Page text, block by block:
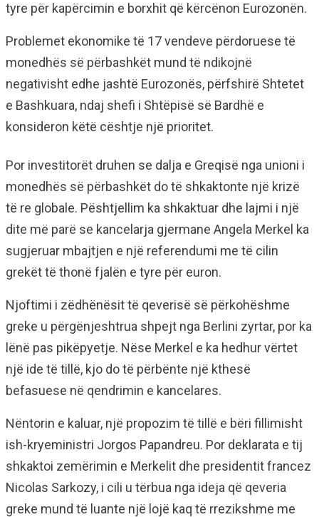
tyre për kapërcimin e borxhit që kërcënon Eurozonën.
Problemet ekonomike të 17 vendeve përdoruese të
monedhës së përbashkët mund të ndikojnë
negativisht edhe jashtë Eurozonës, përfshirë Shtetet
e Bashkuara, ndaj shefi i Shtëpisë së Bardhë e
konsideron këtë cështje një prioritet.
Por investitorët druhen se dalja e Greqisë nga unioni i
monedhës së përbashkët do të shkaktonte një krizë
të re globale. Pështjellim ka shkaktuar dhe lajmi i një
dite më parë se kancelarja gjermane Angela Merkel ka
sugjeruar mbajtjen e një referendumi me të cilin
grekët të thonë fjalën e tyre për euron.
Njoftimi i zëdhënësit të qeverisë së përkohëshme
greke u përgënjeshtrua shpejt nga Berlini zyrtar, por ka
lënë pas pikëpyetje. Nëse Merkel e ka hedhur vërtet
një ide të tillë, kjo do të përbënte një kthesë
befasuese në qendrimin e kancelares.
Nëntorin e kaluar, një propozim të tillë e bëri fillimisht
ish-kryeministri Jorgos Papandreu. Por deklarata e tij
shkaktoi zemërimin e Merkelit dhe presidentit francez
Nicolas Sarkozy, i cili u tërbua nga ideja që qeveria
greke mund të luante një lojë kaq të rrezikshme me